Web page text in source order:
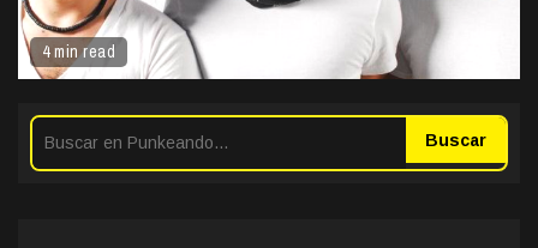
4 min read
Buscar